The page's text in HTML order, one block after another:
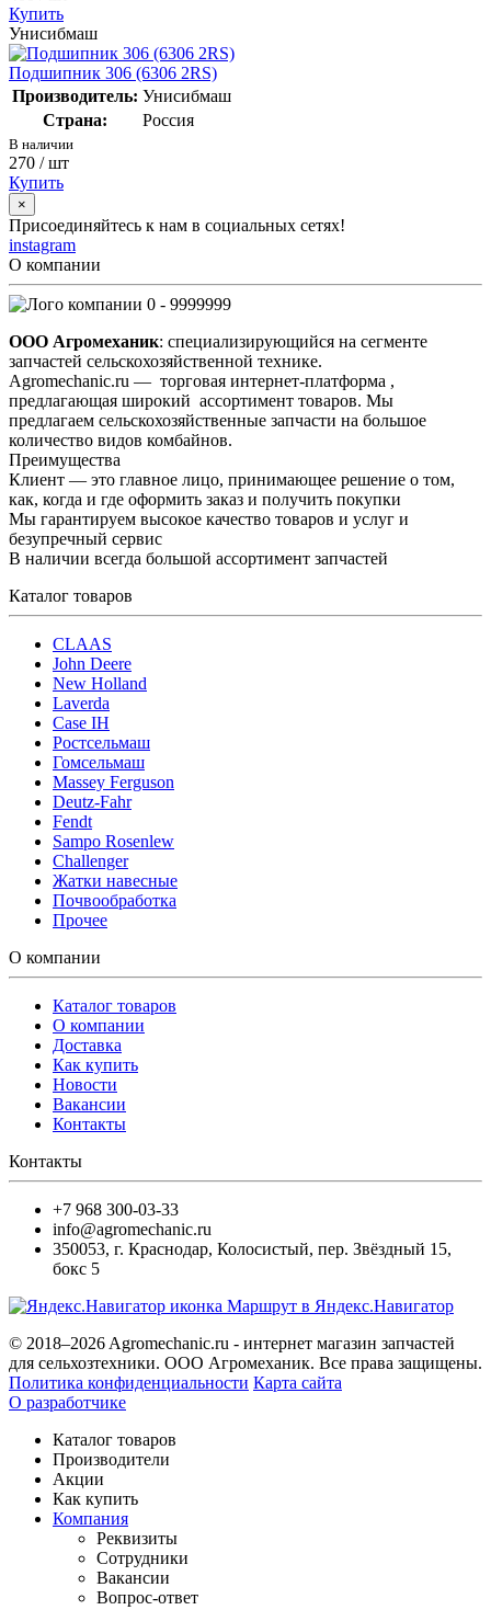
Купить
Унисибмаш
Подшипник 306 (6306 2RS)
Производитель: Унисибмаш
Страна:
Россия
В наличии
270 / шт
Купить
×
Присоединяйтесь к нам в социальных сетях!
instagram
О компании
0 - 9999999
ООО Агромеханик: специализирующийся на сегменте
запчастей сельскохозяйственной технике.
Agromechanic.ru — торговая интернет-платформа ,
предлагающая широкий ассортимент товаров. Мы
предлагаем сельскохозяйственные запчасти на большое
количество видов комбайнов.
Преимущества
Клиент — это главное лицо, принимающее решение о том,
как, когда и где оформить заказ и получить покупки
Мы гарантируем высокое качество товаров и услуг и
безупречный сервис
В наличии всегда большой ассортимент запчастей
Каталог товаров
CLAAS
John Deere
New Holland
Laverda
Case IH
Ростсельмаш
Гомсельмаш
Massey Ferguson
Deutz-Fahr
Fendt
Sampo Rosenlew
Challenger
Жатки навесные
Почвообработка
Прочее
О компании
Каталог товаров
О компании
Доставка
Как купить
Новости
Вакансии
Контакты
Контакты
+7 968 300-03-33
info@agromechanic.ru
350053, г. Краснодар, Колосистый, пер. Звёздный 15,
бокс 5
Маршрут в Яндекс.Навигатор
© 2018–2026 Agromechanic.ru - интернет магазин запчастей
для сельхозтехники. ООО Агромеханик. Все права защищены.
Политика конфиденциальности Карта сайта
О разработчике
Каталог товаров
Производители
Акции
Как купить
Компания
Реквизиты
Сотрудники
Вакансии
Вопрос-ответ